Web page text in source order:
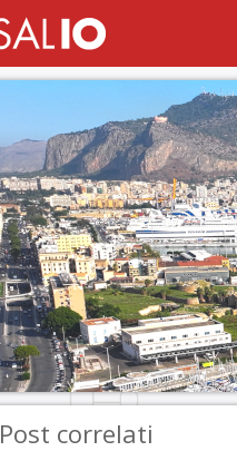
Post correlati